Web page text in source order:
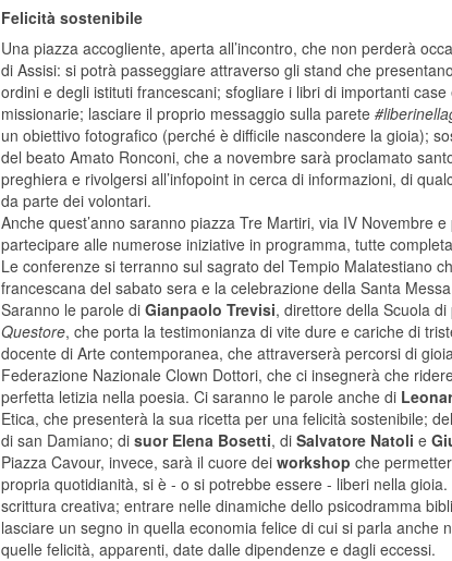
Felicità sostenibile
Una piazza accogliente, aperta all’incontro, che non perderà
di Assisi: si potrà passeggiare attraverso gli stand che
ordini e degli istituti francescani; sfogliare i libri di importanti
missionarie; lasciare il proprio messaggio sulla parete
un obiettivo fotografico (perché è difficile nascondere la gioia);
del beato Amato Ronconi, che a novembre sarà proclamato
preghiera e rivolgersi all’infopoint in cerca di informazioni, di
da parte dei volontari.
Anche quest’anno saranno piazza Tre Martiri, via IV Novembre
partecipare alle numerose iniziative in programma, tutte
Le conferenze si terranno sul sagrato del Tempio Malatestiano
francescana del sabato sera e la celebrazione della Santa
Saranno le parole di Gianpaolo Trevisi, direttore della Scuola
Questore, che porta la testimonianza di vite dure e cariche di
docente di Arte contemporanea, che attraverserà percorsi di
Federazione Nazionale Clown Dottori, che ci insegnerà che
perfetta letizia nella poesia. Ci saranno le parole anche di
Etica, che presenterà la sua ricetta per una felicità sostenibile;
di san Damiano; di suor Elena Bosetti, di Salvatore Natoli e
Piazza Cavour, invece, sarà il cuore dei workshop che
propria quotidianità, si è - o si potrebbe essere - liberi nella
scrittura creativa; entrare nelle dinamiche dello psicodramma
lasciare un segno in quella economia felice di cui si parla
quelle felicità, apparenti, date dalle dipendenze e dagli eccessi.